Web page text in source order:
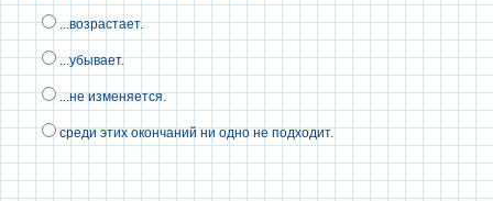
...возрастает.
...убывает.
...не изменяется.
среди этих окончаний ни одно не подходит.